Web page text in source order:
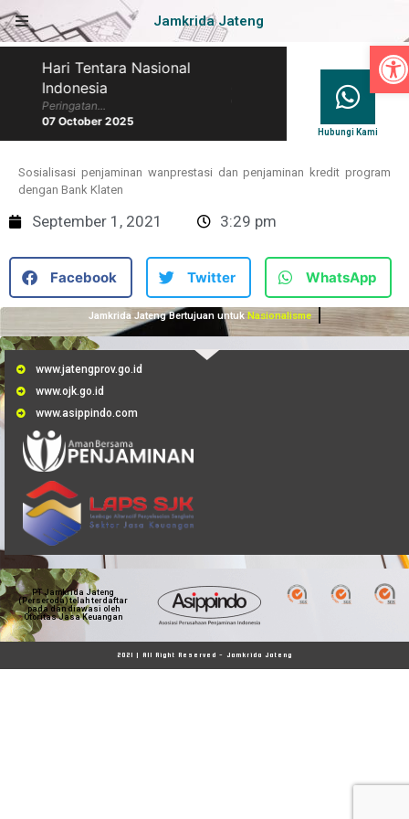
Jamkrida Jateng
Hari Tentara Nasional
Indonesia
Peringatan...
07 October 2025
Hari Batik Nasional
Hubungi Kami
Sosialisasi penjaminan wanprestasi dan penjaminan kredit program
dengan Bank Klaten
September 1, 2021 3:29 pm
Facebook Twitter WhatsApp
Jamkrida Jateng Bertujuan untuk Nasionalisme
www.jatengprov.go.id
www.ojk.go.id
www.asippindo.com
PT Jamkrida Jateng
(Perseroda) telah terdaftar
pada dan diawasi oleh
Otoritas Jasa Keuangan
2021 | All Right Reserved - Jamkrida Jateng